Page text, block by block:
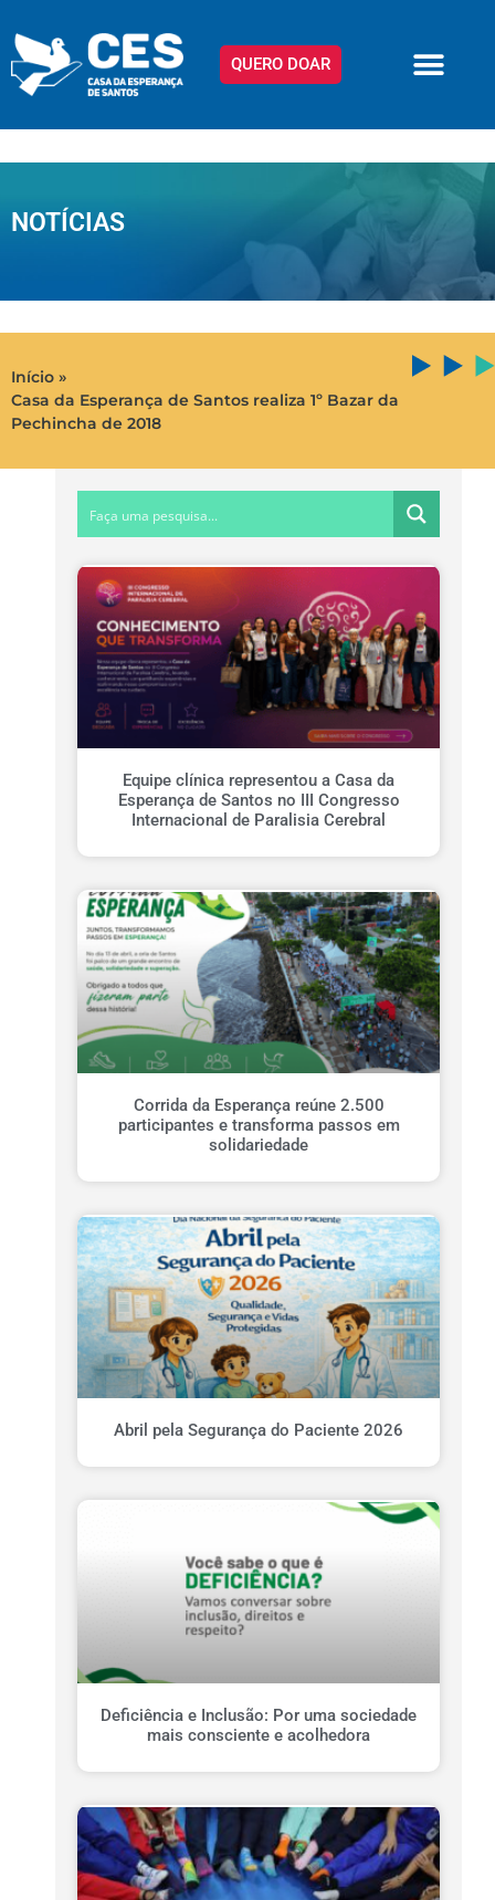
QUERO DOAR
NOTÍCIAS
Início »
Casa da Esperança de Santos realiza 1º Bazar da
Pechincha de 2018
Equipe clínica representou a Casa da
Esperança de Santos no III Congresso
Internacional de Paralisia Cerebral
Corrida da Esperança reúne 2.500
participantes e transforma passos em
solidariedade
Abril pela Segurança do Paciente 2026
Deficiência e Inclusão: Por uma sociedade
mais consciente e acolhedora